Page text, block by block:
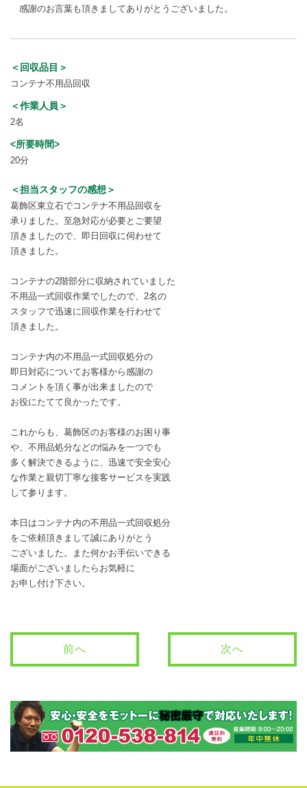
感謝のお言葉も頂きましてありがとうございました。
＜回収品目＞
コンテナ不用品回収
＜作業人員＞
2名
<所要時間>
20分
＜担当スタッフの感想＞
葛飾区東立石でコンテナ不用品回収を
承りました。至急対応が必要とご要望
頂きましたので、即日回収に伺わせて
頂きました。
コンテナの2階部分に収納されていました
不用品一式回収作業でしたので、2名の
スタッフで迅速に回収作業を行わせて
頂きました。
コンテナ内の不用品一式回収処分の
即日対応についてお客様から感謝の
コメントを頂く事が出来ましたので
お役にたてて良かったです。
これからも、葛飾区のお客様のお困り事
や、不用品処分などの悩みを一つでも
多く解決できるように、迅速で安全安心
な作業と親切丁寧な接客サービスを実践
して参ります。
本日はコンテナ内の不用品一式回収処分
をご依頼頂きまして誠にありがとう
ございました。また何かお手伝いできる
場面がございましたらお気軽に
お申し付け下さい。
前へ 次へ